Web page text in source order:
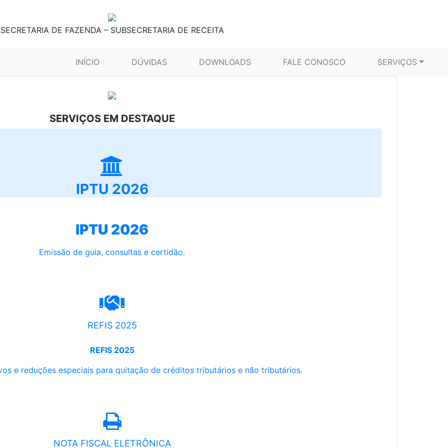
SECRETARIA DE FAZENDA – SUBSECRETARIA DE RECEITA
INÍCIO (CURRENT)DÚVIDAS DOWNLOADS FALE CONOSCO SERVIÇOS
SERVIÇOS EM DESTAQUE
IPTU 2026
IPTU 2026
Emissão de guia, consultas e certidão.
REFIS 2025
REFIS 2025
e reduções especiais para quitação de créditos tributários e não tributários.
NOTA FISCAL ELETRÔNICA